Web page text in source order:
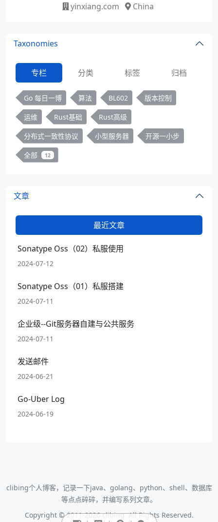
yinxiang.com
China
Taxonomies
专栏 分类 标签 归档
Go 每日一博 算法 BL602 版本控制
运维 Rust基础 Rust高级
分布式一致性协议 小型服务器 开源一小步
全部 12
文章
最近文章
Sonatype Oss（02）私服使用
2024-07-12
Sonatype Oss（01）私服搭建
2024-07-11
企业级--Git服务器自建与公共服务
2024-07-11
发送邮件
2024-06-21
Go-Uber Log
2024-06-19
clibing个人博客，记录一下java、golang、python、shell、数据库
等点点碎碎，并编写系列文章。
Copyright © 2011-2026 clibing. All Rights Reserved.